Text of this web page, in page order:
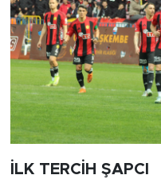
İLK TERCİH ŞAPCI